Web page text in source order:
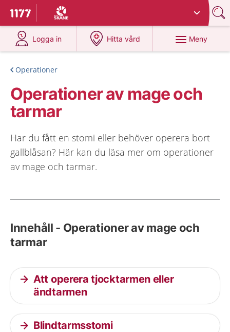
Till startsidan för 1177
Du har valt region
Logga in
på 1177.se
Hitta vård
på 1177.se
Meny
Operationer
Operationer av mage och
tarmar
Har du fått en stomi eller behöver operera bort
gallblåsan? Här kan du läsa mer om operationer
av mage och tarmar.
Innehåll - Operationer av mage och
tarmar
Att operera tjocktarmen eller
ändtarmen
Blindtarmsstomi